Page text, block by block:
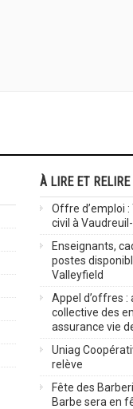
À LIRE ET RELIRE
Offre d’emploi
civil à
Enseignants,
postes
Valleyfield
Appel d’offres :
collective des
assurance vie
Uniag
relève
Fête des
Barbe sera en